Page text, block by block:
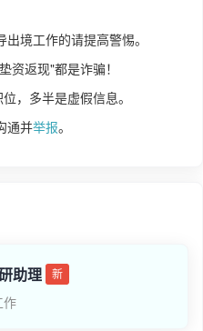
境工作的请提高警惕。
资返现"都是诈骗！
，多半是虚假信息。
通并举报。
助理 新
作